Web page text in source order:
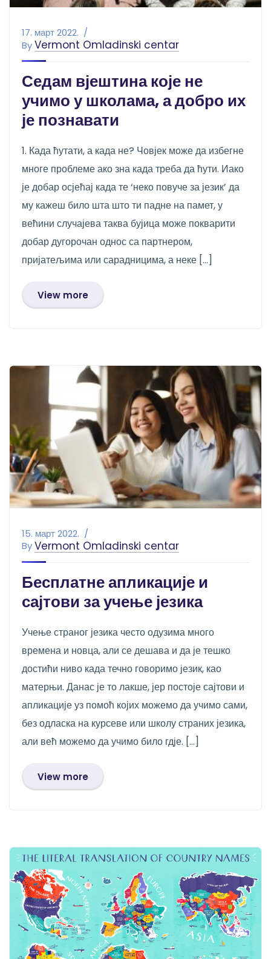
17. март 2022.
ByVermont Omladinski centar
Седам вјештина које не
учимо у школама, а добро их
је познавати
1. Када ћутати, а када не? Човјек може да избегне
многе проблеме ако зна када треба да ћути. Иако
је добар осјећај када те ‘неко повуче за језик’ да
му кажеш било шта што ти падне на памет, у
већини случајева таква бујица може покварити
добар дугорочан однос са партнером,
пријатељима или сарадницима, а неке […]
View more
15. март 2022.
ByVermont Omladinski centar
Бесплатне апликације и
сајтови за учење језика
Учење страног језика често одузима много
времена и новца, али се дешава и да је тешко
достићи ниво када течно говоримо језик, као
матерњи. Данас је то лакше, јер постоје сајтови и
апликације уз помоћ којих можемо да учимо сами,
без одласка на курсеве или школу страних језика,
али већ можемо да учимо било гдје. […]
View more